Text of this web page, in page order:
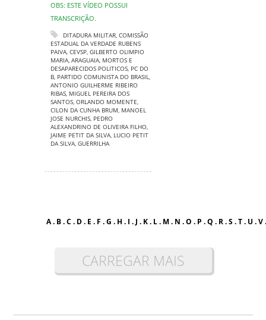
OBS: ESTE VÍDEO POSSUI
TRANSCRIÇÃO.
DITADURA MILITAR, COMISSÃO
ESTADUAL DA VERDADE RUBENS
PAIVA, CEVSP, GILBERTO OLIMPIO
MARIA, ARAGUAIA, MORTOS E
DESAPARECIDOS POLITICOS, PC DO
B, PARTIDO COMUNISTA DO BRASIL,
ANTONIO GUILHERME RIBEIRO
RIBAS, MIGUEL PEREIRA DOS
SANTOS, ORLANDO MOMENTE,
CILON DA CUNHA BRUM, MANOEL
JOSE NURCHIS, PEDRO
ALEXANDRINO DE OLIVEIRA FILHO,
JAIME PETIT DA SILVA, LUCIO PETIT
DA SILVA, GUERRILHA
A. B.C . D. E . F .G . H. I . J . K. L. M. N .O . P .Q . R.S.T. U .V.
CARREGAR MAIS